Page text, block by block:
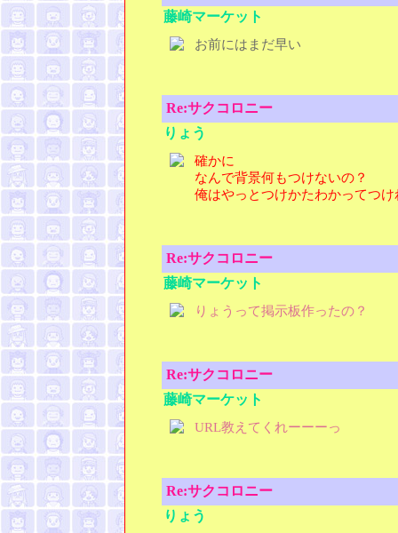
藤崎マーケット
お前にはまだ早い
Re:サクコロニー
りょう
確かに
なんで背景何もつけないの？
俺はやっとつけかたわかってつけ
Re:サクコロニー
藤崎マーケット
りょうって掲示板作ったの？
Re:サクコロニー
藤崎マーケット
URL教えてくれーーーっ
Re:サクコロニー
りょう